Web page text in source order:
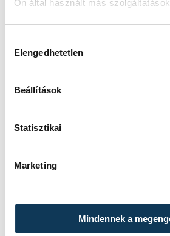
Ön által használt más
Elengedhetetlen
Beállítások
Statisztikai
Marketing
Mindennek a